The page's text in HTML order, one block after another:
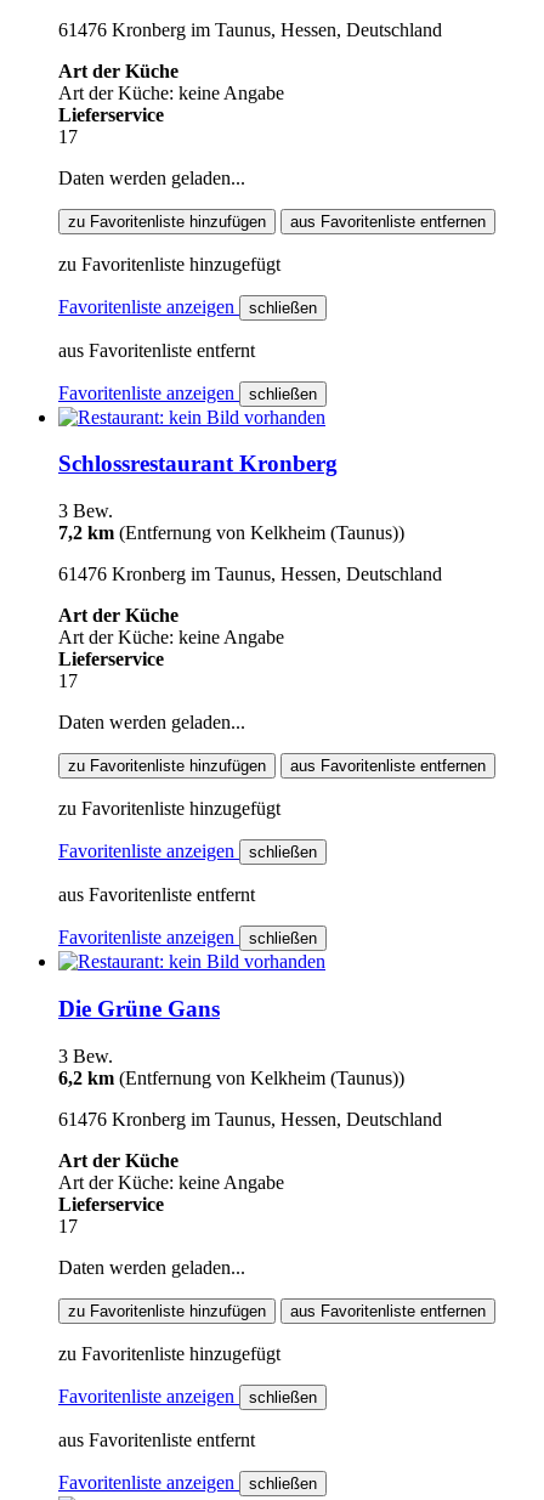
61476 Kronberg im Taunus, Hessen, Deutschland
Art der Küche
Art der Küche: keine Angabe
Lieferservice
17
Daten werden geladen...
zu Favoritenliste hinzufügen aus Favoritenliste entfernen
zu Favoritenliste hinzugefügt
Favoritenliste anzeigen schließen
aus Favoritenliste entfernt
Favoritenliste anzeigen schließen
Schlossrestaurant Kronberg
3 Bew.
7,2 km (Entfernung von Kelkheim (Taunus))
61476 Kronberg im Taunus, Hessen, Deutschland
Art der Küche
Art der Küche: keine Angabe
Lieferservice
17
Daten werden geladen...
zu Favoritenliste hinzufügen aus Favoritenliste entfernen
zu Favoritenliste hinzugefügt
Favoritenliste anzeigen schließen
aus Favoritenliste entfernt
Favoritenliste anzeigen schließen
Die Grüne Gans
3 Bew.
6,2 km (Entfernung von Kelkheim (Taunus))
61476 Kronberg im Taunus, Hessen, Deutschland
Art der Küche
Art der Küche: keine Angabe
Lieferservice
17
Daten werden geladen...
zu Favoritenliste hinzufügen aus Favoritenliste entfernen
zu Favoritenliste hinzugefügt
Favoritenliste anzeigen schließen
aus Favoritenliste entfernt
Favoritenliste anzeigen schließen